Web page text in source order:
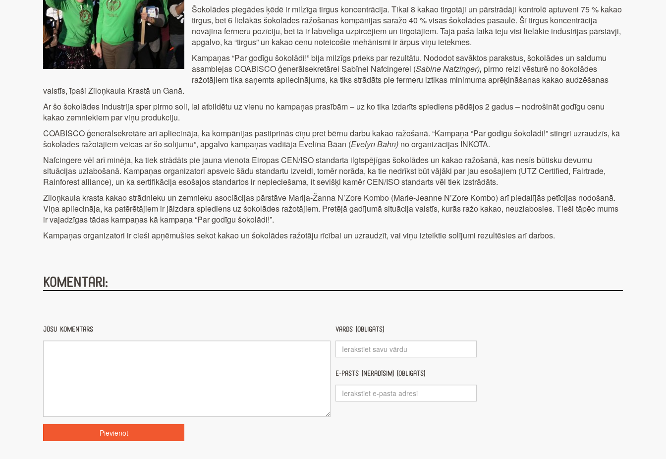
Šokolādes piegādes ķēdē ir milzīga tirgus koncentrācija. Tikai 8 kakao tirgotāji un pārstrādāji kontrolē aptuveni 75 % kakao
tirgus, bet 6 lielākās šokolādes ražošanas kompānijas saražo 40 % visas šokolādes pasaulē. Šī tirgus koncentrācija
novājina fermeru pozīciju, bet tā ir labvēlīga uzpircējiem un tirgotājiem. Tajā pašā laikā teju visi lielākie industrijas pārstāvji,
apgalvo, ka “tirgus” un kakao cenu noteicošie mehānismi ir ārpus viņu ietekmes.
Kampaņas “Par godīgu šokolādi!” bija milzīgs prieks par rezultātu. Nododot savāktos parakstus, šokolādes un saldumu
asamblejas COABISCO ģenerālsekretārei Sabīnei Nafcingerei (Sabine Nafzinger), pirmo reizi vēsturē no šokolādes
ražotājiem tika saņemts apliecinājums, ka tiks strādāts pie fermeru iztikas minimuma aprēķināšanas kakao audzēšanas
valstīs, īpaši Ziloņkaula Krastā un Ganā.
Ar šo šokolādes industrija sper pirmo soli, lai atbildētu uz vienu no kampaņas prasībām – uz ko tika izdarīts spiediens pēdējos 2 gadus – nodrošināt godīgu cenu
kakao zemniekiem par viņu produkciju.
COABISCO ģenerālsekretāre arī apliecināja, ka kompānijas pastiprinās cīņu pret bērnu darbu kakao ražošanā. “Kampaņa “Par godīgu šokolādi!” stingri uzraudzīs, kā
šokolādes ražotājiem veicas ar šo solījumu”, apgalvo kampaņas vadītāja Evelīna Bāan (Evelyn Bahn) no organizācijas INKOTA.
Nafcingere vēl arī minēja, ka tiek strādāts pie jauna vienota Eiropas CEN/ISO standarta ilgtspējīgas šokolādes un kakao ražošanā, kas nesīs būtisku devumu
situācijas uzlabošanā. Kampaņas organizatori apsveic šādu standartu izveidi, tomēr norāda, ka tie nedrīkst būt vājāki par jau esošajiem (UTZ Certified, Fairtrade,
Rainforest alliance), un ka sertifikācija esošajos standartos ir nepieciešama, it sevišķi kamēr CEN/ISO standarts vēl tiek izstrādāts.
Ziloņkaula krasta kakao strādnieku un zemnieku asociācijas pārstāve Marija-Žanna N’Zore Kombo (Marie-Jeanne N’Zore Kombo) arī piedalījās petīcijas nodošanā.
Viņa apliecināja, ka patērētājiem ir jāizdara spiediens uz šokolādes ražotājiem. Pretējā gadījumā situācija valstīs, kurās ražo kakao, neuzlabosies. Tieši tāpēc mums
ir vajadzīgas tādas kampaņas kā kampaņa “Par godīgu šokolādi!”.
Kampaņas organizatori ir cieši apņēmušies sekot kakao un šokolādes ražotāju rīcībai un uzraudzīt, vai viņu izteiktie solījumi rezultēsies arī darbos.
Komentāri:
Jūsu komentārs Vārds (obligāts)
E-pasts (nerādīsim) (obligāts)